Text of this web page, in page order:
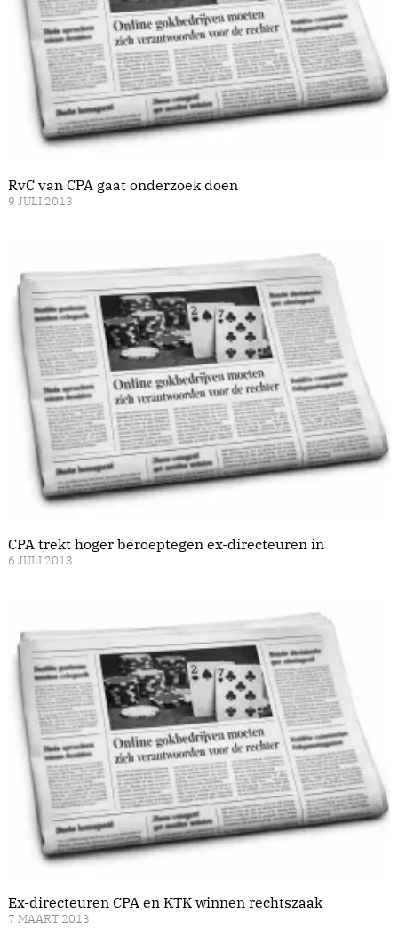
RvC van CPA gaat onderzoek doen
9 JULI 2013
CPA trekt hoger beroeptegen ex-directeuren in
6 JULI 2013
Ex-directeuren CPA en KTK winnen rechtszaak
7 MAART 2013